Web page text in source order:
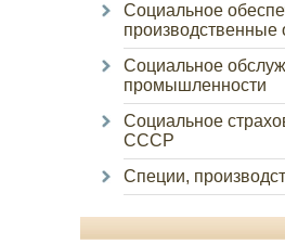
Социальное
производственные
Социальное
промышленности
Социальное
СССР
Специи,